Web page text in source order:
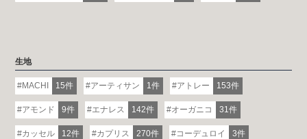
生地
MACHI 15件 アーティサン 1件 アトレー 153件
アモンド 9件 エナレス 142件 オーガニコ 31件
カッセル 12件 カプリス 270件 コーデュロイ 3件